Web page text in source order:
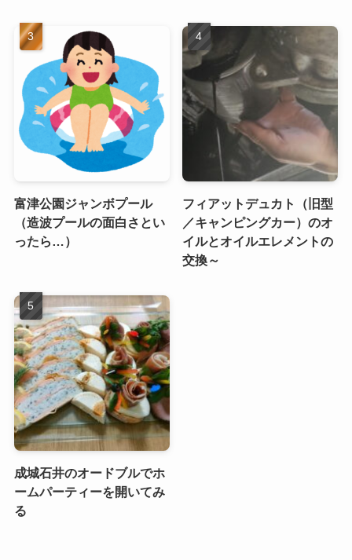
富津公園ジャンボプール
（造波プールの面白さとい
ったら…）
フィアットデュカト（旧型
／キャンピングカー）のオ
イルとオイルエレメントの
交換～
成城石井のオードブルでホ
ームパーティーを開いてみ
る